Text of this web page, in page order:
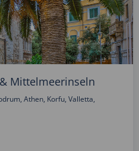
Mittelmeerinseln
Athen, Korfu, Valletta,